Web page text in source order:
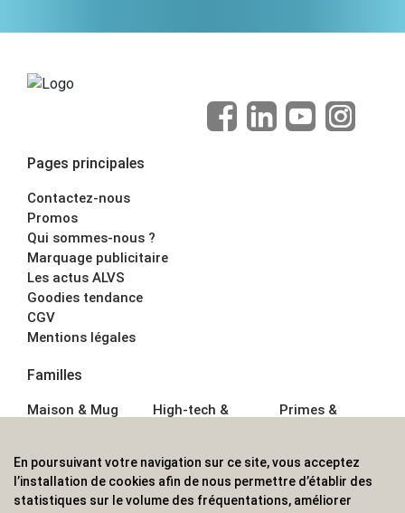
Pages principales
Contactez-nous
Promos
Qui sommes-nous ?
Marquage publicitaire
Les actus ALVS
Goodies tendance
CGV
Mentions légales
Familles
Maison & Mug
Écriture
Bagagerie sacs
High-tech &
Sport &
Outdoor
Enfant
Primes &
Boisson
Textile &
Casquette
En poursuivant votre navigation sur ce site, vous acceptez
l’installation de cookies afin de nous permettre d’établir des
statistiques sur le volume des fréquentations, améliorer